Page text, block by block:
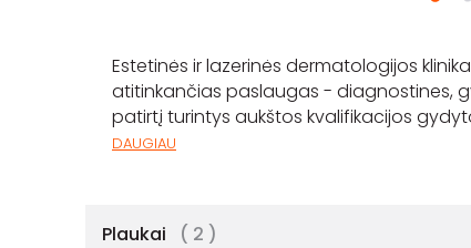
Estetinės ir lazerinės dermatologijos
atitinkančias paslaugas - diagnostines,
patirtį turintys aukštos kvalifikacijos
DAUGIAU
Plaukai ( 2 )